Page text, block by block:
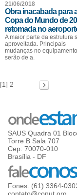
21/06/2018
Obra inacabada para
Copa do Mundo de
retomada no
A maior parte da estrutura
aproveitada. Principais
mudanças no equipamento
serão de a.
[1] 2
SAUS Quadra 01
Torre B Sala 707
Cep: 70070-010
Brasília - DF
Fones: (61) 3364-